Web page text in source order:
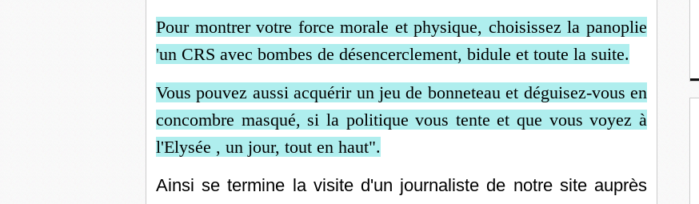
Pour montrer votre force morale et physique, choisissez la panoplie
'un CRS avec bombes de désencerclement, bidule et toute la suite.
Vous pouvez aussi acquérir un jeu de bonneteau et déguisez-vous en
concombre masqué, si la politique vous tente et que vous voyez à
l'Elysée , un jour, tout en haut".
Ainsi se termine la visite d'un journaliste de notre site auprès